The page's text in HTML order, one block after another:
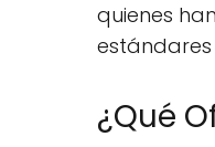
quienes
¿Qué